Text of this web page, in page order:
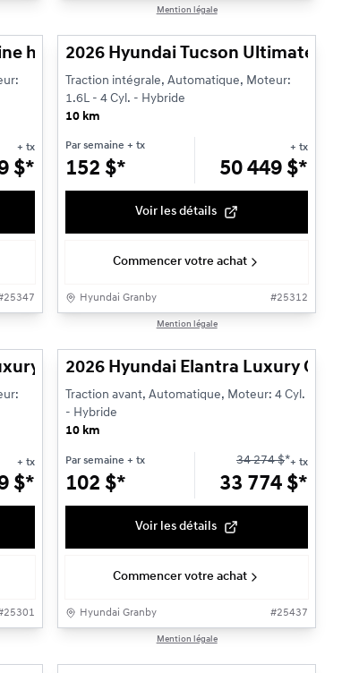
Mention légale
hybride à traction intégrale
+ tx
$*
25347
2026 Hyundai Tucson Ultimate
Traction intégrale, Automatique, Moteur:
1.6L - 4 Cyl. - Hybride
10 km
Par semaine + tx
152$*
+ tx
50 449 $*
Voir les détails
Commencer votre achat
Hyundai Granby #25312
Mention légale
hybride à traction intégrale
+ tx
$*
25301
2026 Hyundai Elantra Luxury
Traction avant, Automatique, Moteur: 4 Cyl.
- Hybride
10 km
Par semaine + tx
102$*
34 274$*+ tx
33 774 $*
Voir les détails
Commencer votre achat
Hyundai Granby #25437
Mention légale